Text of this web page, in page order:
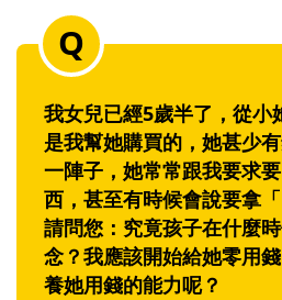
我女兒已經5歲半了，從小
是我幫她購買的，她甚少
一陣子，她常常跟我要求
西，甚至有時候會說要拿
請問您：究竟孩子在什麼
念？我應該開始給她零用
養她用錢的能力呢？